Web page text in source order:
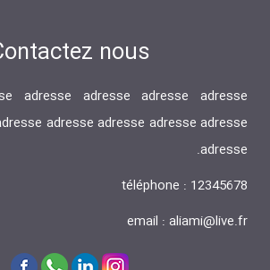
nous
adresse adresse adresse adresse
adresse adresse adresse adresse
adresse.
téléphone : 12345678
email : aliami@live.fr